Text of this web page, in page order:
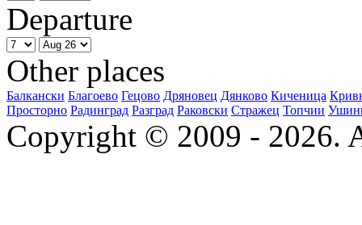
Departure
Other places
Балкански Благоево Гецово Дряновец Дянково Киченица
Просторно Радинград Разград Раковски Стражец Топчии
Copyright © 2009 - 2026.